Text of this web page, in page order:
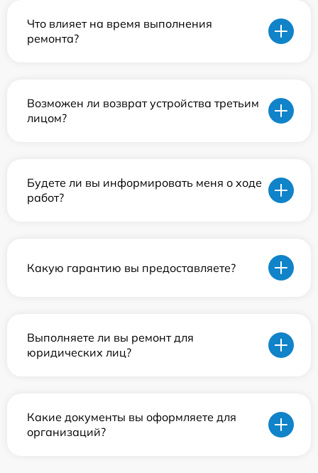
Что влияет на время выполнения
ремонта?
Возможен ли возврат устройства третьим
лицом?
Будете ли вы информировать меня о ходе
работ?
Какую гарантию вы предоставляете?
Выполняете ли вы ремонт для
юридических лиц?
Какие документы вы оформляете для
организаций?